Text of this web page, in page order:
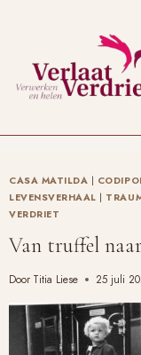
inhoud
CASA MATILDA |
LEVENSVERHAAL |
VERDRIET
Van truffel
Door Titia Liese 25 juli